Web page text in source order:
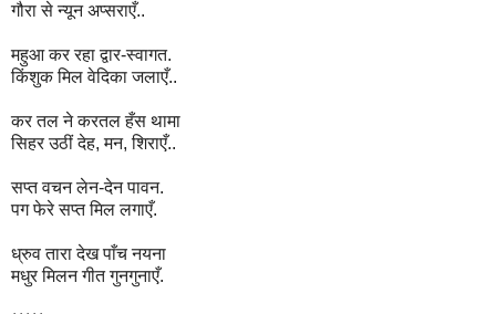
गौरा से न्यून अप्सराएँ..
महुआ कर रहा द्वार-स्वागत.
किंशुक मिल वेदिका जलाएँ..
कर तल ने करतल हँस थामा
सिहर उठीं देह, मन, शिराएँ..
सप्त वचन लेन-देन पावन.
पग फेरे सप्त मिल लगाएँ.
ध्रुव तारा देख पाँच नयना
मधुर मिलन गीत गुनगुनाएँ.